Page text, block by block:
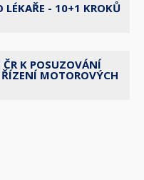
LÉKAŘE - 10+1 KROKŮ
K POSUZOVÁNÍ
MOTOROVÝCH